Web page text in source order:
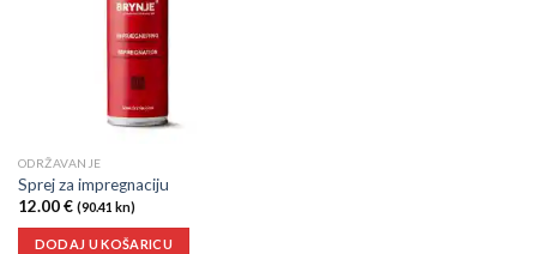
ODRŽAVANJE
Sprej za impregnaciju
12.00€ (90.41 kn)
DODAJ U KOŠARICU